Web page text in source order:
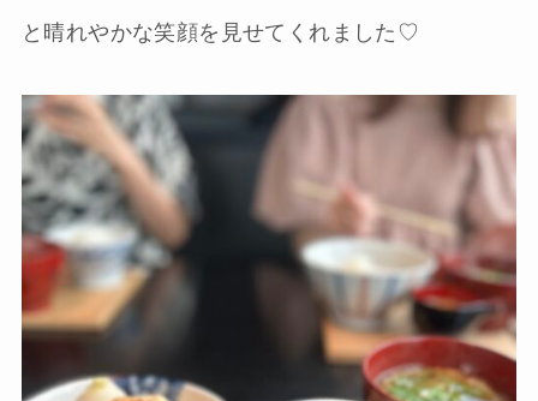
と晴れやかな笑顔を見せてくれました♡